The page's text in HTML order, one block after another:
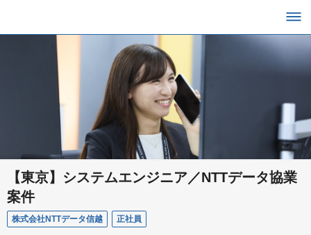
【東京】システムエンジニア／NTTデータ協業
案件
株式会社NTTデータ信越 正社員